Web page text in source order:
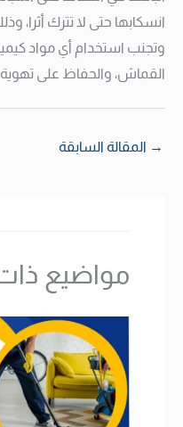
انسكابها حتى لا تترك أثرا،
وتجنب استخدام أي مواد
القماش، والحفاظ على
→ المقالة السابقة
مواضيع